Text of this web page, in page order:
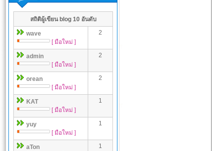
สถิติผู้เขียน blog 10 อันดับ
wave
[ มือใหม่ ]
2
admin
[ มือใหม่ ]
2
orean
[ มือใหม่ ]
2
KAT
[ มือใหม่ ]
1
yuy
[ มือใหม่ ]
1
aTon
1